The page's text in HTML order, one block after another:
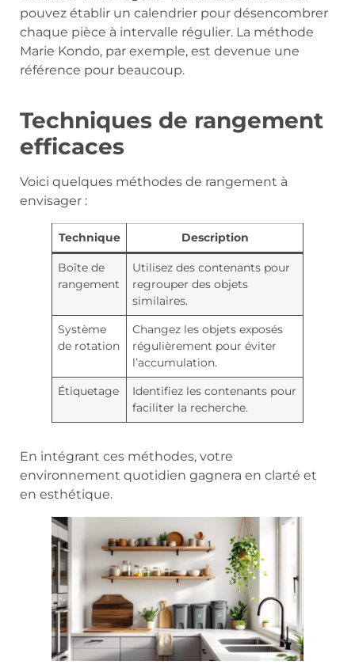
pouvez établir un calendrier pour désencombrer
chaque pièce à intervalle régulier. La méthode
Marie Kondo, par exemple, est devenue une
référence pour beaucoup.
Techniques de rangement
efficaces
Voici quelques méthodes de rangement à
envisager :
Technique Description
Boîte de
rangement
Utilisez des contenants pour
regrouper des objets
similaires.
Système
de rotation
Changez les objets exposés
régulièrement pour éviter
l’accumulation.
Étiquetage
Identifiez les contenants pour
faciliter la recherche.
En intégrant ces méthodes, votre
environnement quotidien gagnera en clarté et
en esthétique.